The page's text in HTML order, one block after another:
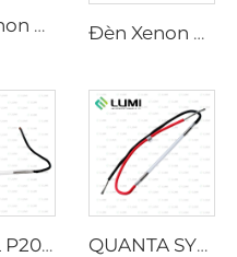
Đèn Xenon Laser L2741 – 7×100×167 mm Đèn Xenon Laser L2851-5×105×175 mm
Đèn IPL P2021-7×65×130 mm QUANTA SYSTEM